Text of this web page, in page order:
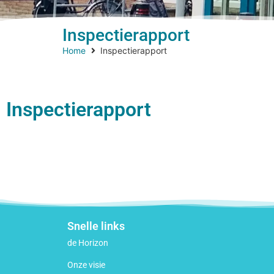
Inspectierapport
Home Inspectierapport
Inspectierapport
Snelle links
de Horizon
Onze visie